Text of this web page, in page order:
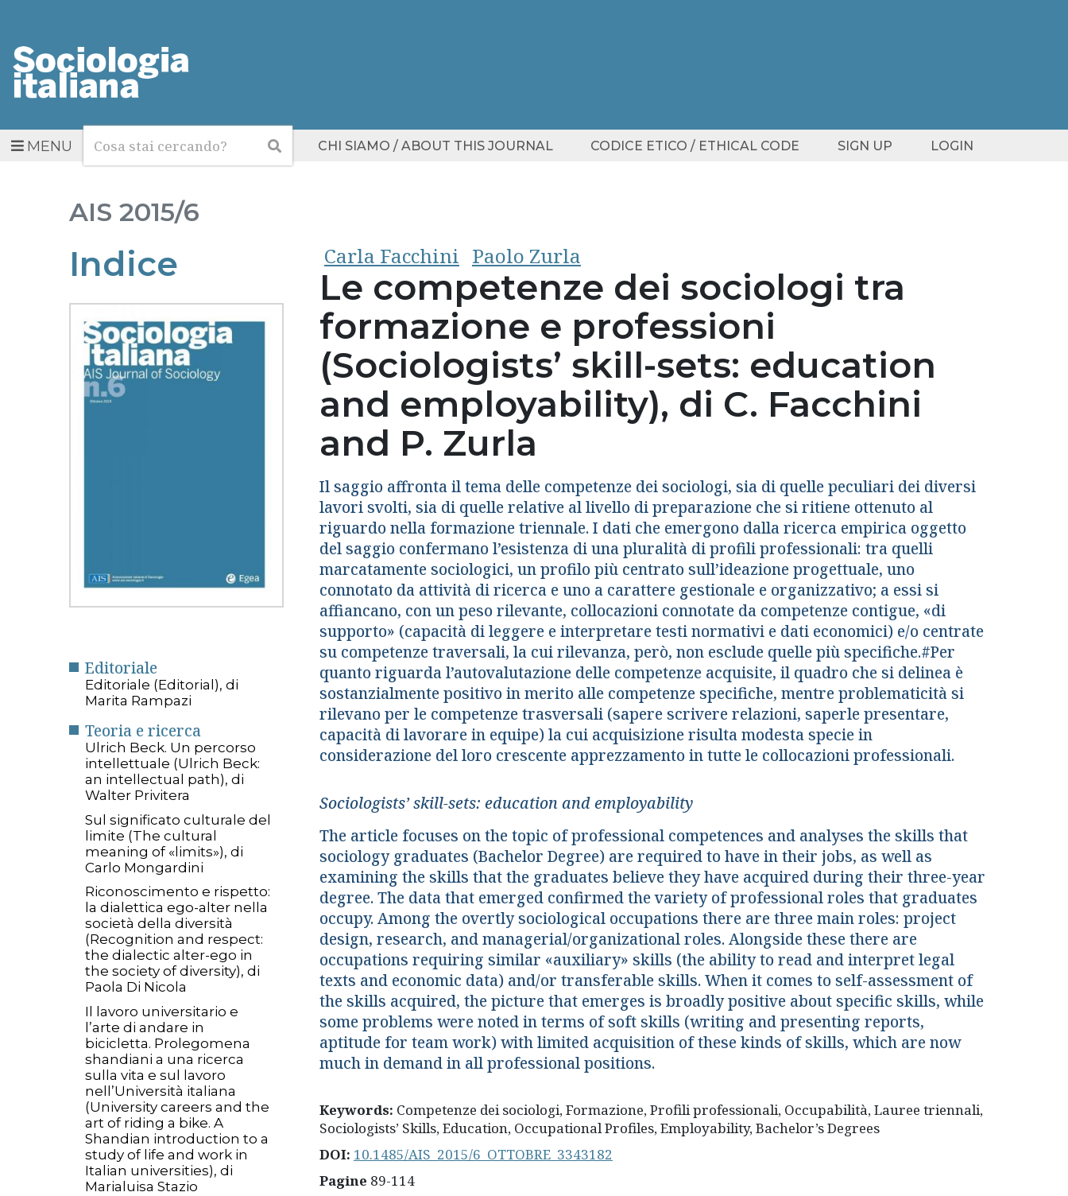
MENUCerca Cerca CHI SIAMO / ABOUT THIS JOURNAL CODICE ETICO / ETHICAL CODE SIGN UP LOGIN
AIS 2015/6
Indice
Editoriale
Editoriale (Editorial), di
Marita Rampazi
Teoria e ricerca
Ulrich Beck. Un percorso
intellettuale (Ulrich Beck:
an intellectual path), di
Walter Privitera
Sul significato culturale del
limite (The cultural
meaning of «limits»), di
Carlo Mongardini
Riconoscimento e rispetto:
la dialettica ego-alter nella
società della diversità
(Recognition and respect:
the dialectic alter-ego in
the society of diversity), di
Paola Di Nicola
Il lavoro universitario e
l’arte di andare in
bicicletta. Prolegomena
shandiani a una ricerca
sulla vita e sul lavoro
nell’Università italiana
(University careers and the
art of riding a bike. A
Shandian introduction to a
study of life and work in
Italian universities), di
Marialuisa Stazio
Carla Facchini Paolo Zurla
Le competenze dei sociologi tra
formazione e professioni
(Sociologists’ skill-sets: education
and employability), di C. Facchini
and P. Zurla
Il saggio affronta il tema delle competenze dei sociologi, sia di quelle peculiari dei diversi
lavori svolti, sia di quelle relative al livello di preparazione che si ritiene ottenuto al
riguardo nella formazione triennale. I dati che emergono dalla ricerca empirica oggetto
del saggio confermano l’esistenza di una pluralità di profili professionali: tra quelli
marcatamente sociologici, un profilo più centrato sull’ideazione progettuale, uno
connotato da attività di ricerca e uno a carattere gestionale e organizzativo; a essi si
affiancano, con un peso rilevante, collocazioni connotate da competenze contigue, «di
supporto» (capacità di leggere e interpretare testi normativi e dati economici) e/o centrate
su competenze traversali, la cui rilevanza, però, non esclude quelle più specifiche.#Per
quanto riguarda l’autovalutazione delle competenze acquisite, il quadro che si delinea è
sostanzialmente positivo in merito alle competenze specifiche, mentre problematicità si
rilevano per le competenze trasversali (sapere scrivere relazioni, saperle presentare,
capacità di lavorare in equipe) la cui acquisizione risulta modesta specie in
considerazione del loro crescente apprezzamento in tutte le collocazioni professionali.
Sociologists’ skill-sets: education and employability
The article focuses on the topic of professional competences and analyses the skills that
sociology graduates (Bachelor Degree) are required to have in their jobs, as well as
examining the skills that the graduates believe they have acquired during their three-year
degree. The data that emerged confirmed the variety of professional roles that graduates
occupy. Among the overtly sociological occupations there are three main roles: project
design, research, and managerial/organizational roles. Alongside these there are
occupations requiring similar «auxiliary» skills (the ability to read and interpret legal
texts and economic data) and/or transferable skills. When it comes to self-assessment of
the skills acquired, the picture that emerges is broadly positive about specific skills, while
some problems were noted in terms of soft skills (writing and presenting reports,
aptitude for team work) with limited acquisition of these kinds of skills, which are now
much in demand in all professional positions.
Keywords: Competenze dei sociologi, Formazione, Profili professionali, Occupabilità, Lauree triennali,
Sociologists’ Skills, Education, Occupational Profiles, Employability, Bachelor’s Degrees
DOI: 10.1485/AIS_2015/6_OTTOBRE_3343182
Pagine 89-114